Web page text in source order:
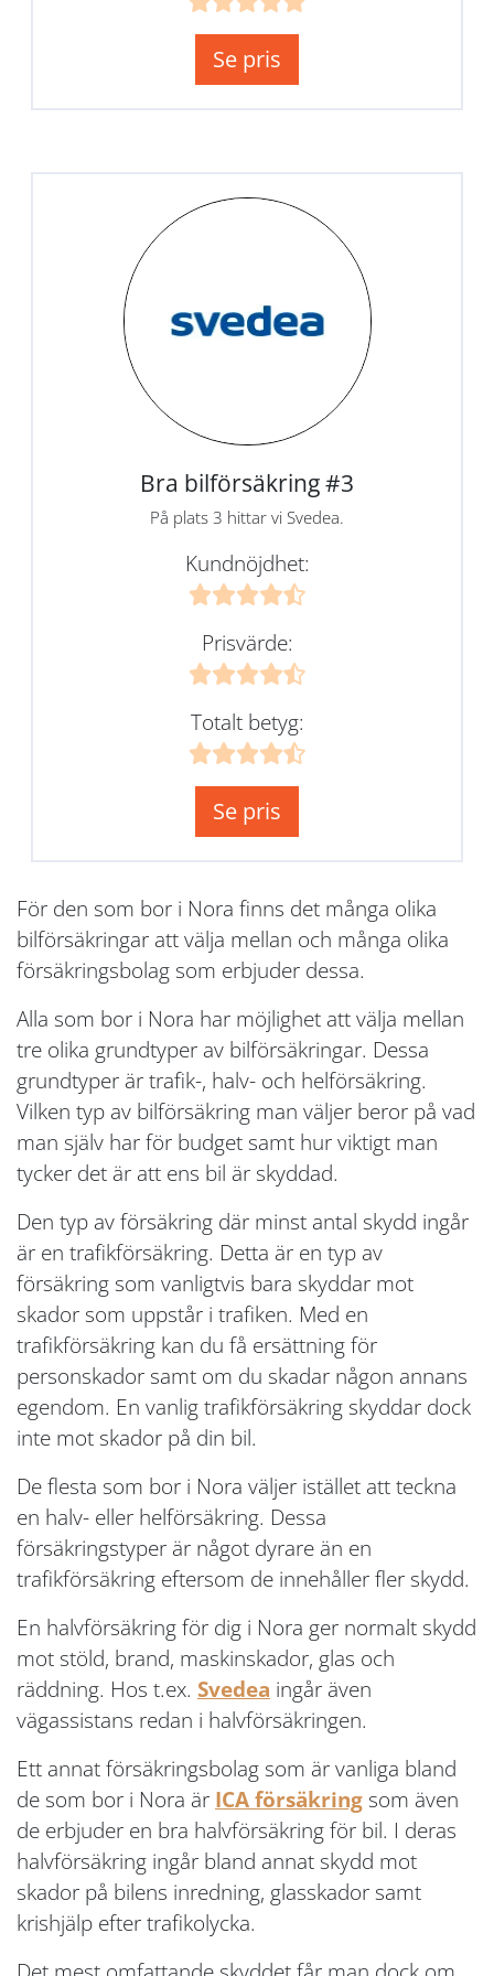
Se pris
Bra bilförsäkring #3
På plats 3 hittar vi Svedea.
Kundnöjdhet:
Prisvärde:
Totalt betyg:
Se pris
För den som bor i Nora finns det många olika
bilförsäkringar att välja mellan och många olika
försäkringsbolag som erbjuder dessa.
Alla som bor i Nora har möjlighet att välja mellan
tre olika grundtyper av bilförsäkringar. Dessa
grundtyper är trafik-, halv- och helförsäkring.
Vilken typ av bilförsäkring man väljer beror på vad
man själv har för budget samt hur viktigt man
tycker det är att ens bil är skyddad.
Den typ av försäkring där minst antal skydd ingår
är en trafikförsäkring. Detta är en typ av
försäkring som vanligtvis bara skyddar mot
skador som uppstår i trafiken. Med en
trafikförsäkring kan du få ersättning för
personskador samt om du skadar någon annans
egendom. En vanlig trafikförsäkring skyddar dock
inte mot skador på din bil.
De flesta som bor i Nora väljer istället att teckna
en halv- eller helförsäkring. Dessa
försäkringstyper är något dyrare än en
trafikförsäkring eftersom de innehåller fler skydd.
En halvförsäkring för dig i Nora ger normalt skydd
mot stöld, brand, maskinskador, glas och
räddning. Hos t.ex. Svedea ingår även
vägassistans redan i halvförsäkringen.
Ett annat försäkringsbolag som är vanliga bland
de som bor i Nora är ICA försäkring som även
de erbjuder en bra halvförsäkring för bil. I deras
halvförsäkring ingår bland annat skydd mot
skador på bilens inredning, glasskador samt
krishjälp efter trafikolycka.